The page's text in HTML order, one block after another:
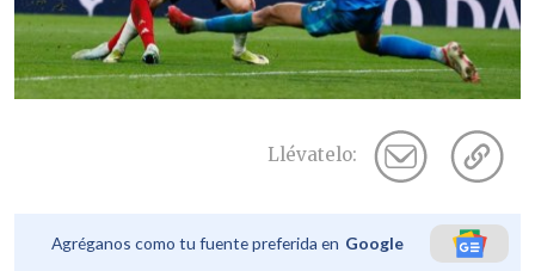
Llévatelo:
Agréganos como tu fuente preferida en Google